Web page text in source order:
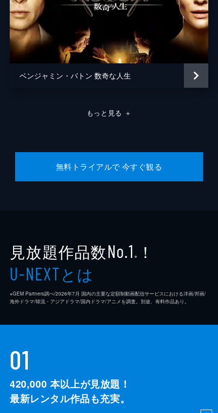
ベンジャミン・バトン 数奇な人生
もっと見る ＋
無料トライアルで 今すぐ観る
見放題作品数No.1 ※ ！
U-NEXTとは
※GEM Partners調べ/2026年7⽉ 国内の主要な定額制動画配信サービスにおける洋画/邦画/
海外ドラマ/韓流・アジアドラマ/国内ドラマ/アニメを調査。別途、有料作品あり。
01
420,000 本以上が見放題！
最新レンタル作品も充実。